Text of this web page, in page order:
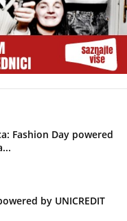
Fashion Day powered
by UNICREDIT